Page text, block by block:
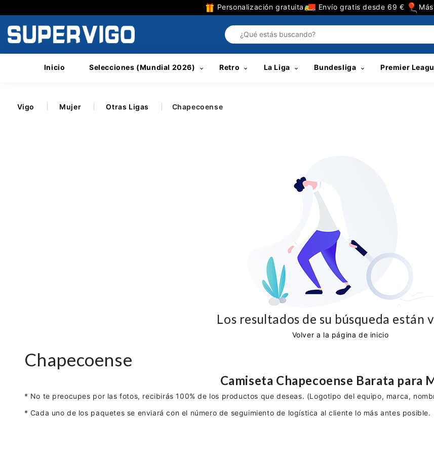
Personalización gratuita Envío gratis desde 69 €
Inicio Selecciones (Mundial 2026) Retro La Liga Bundesliga Premier
Vigo Mujer Otras Ligas Chapecoense
Los resultados de su búsqueda están
Volver a la página de inicio
Chapecoense
Camiseta Chapecoense Barata para
* No te preocupes por las fotos, recibirás 100% de los productos que deseas. (Logotipo del equipo, marca,
* Cada uno de los paquetes se enviará con el número de seguimiento de logística al cliente lo más antes posible.